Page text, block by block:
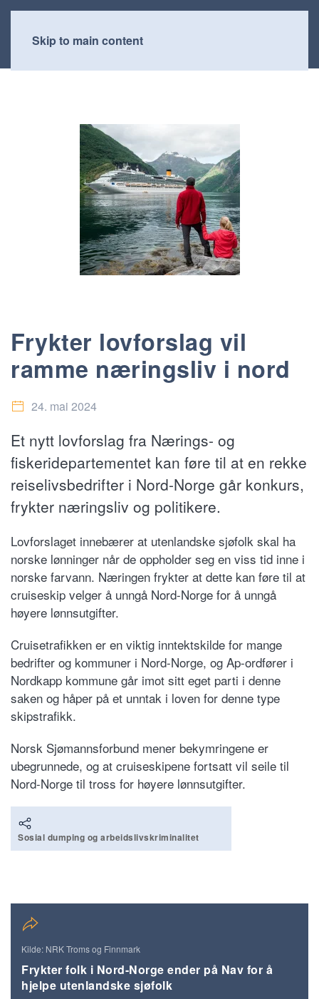
Skip to main content
Frykter lovforslag vil
ramme næringsliv i nord
24. mai 2024
Et nytt lovforslag fra Nærings- og
fiskeridepartementet kan føre til at en rekke
reiselivsbedrifter i Nord-Norge går konkurs,
frykter næringsliv og politikere.
Lovforslaget innebærer at utenlandske sjøfolk skal ha
norske lønninger når de oppholder seg en viss tid inne i
norske farvann. Næringen frykter at dette kan føre til at
cruiseskip velger å unngå Nord-Norge for å unngå
høyere lønnsutgifter.
Cruisetrafikken er en viktig inntektskilde for mange
bedrifter og kommuner i Nord-Norge, og Ap-ordfører i
Nordkapp kommune går imot sitt eget parti i denne
saken og håper på et unntak i loven for denne type
skipstrafikk.
Norsk Sjømannsforbund mener bekymringene er
ubegrunnede, og at cruiseskipene fortsatt vil seile til
Nord-Norge til tross for høyere lønnsutgifter.
Sosial dumping og arbeidslivskriminalitet
Kilde: NRK Troms og Finnmark
Frykter folk i Nord-Norge ender på Nav for å
hjelpe utenlandske sjøfolk